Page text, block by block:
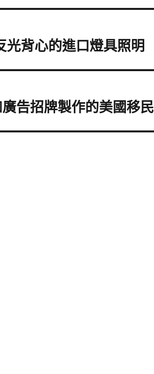
光背心的進口燈具照明
告招牌製作的美國移民